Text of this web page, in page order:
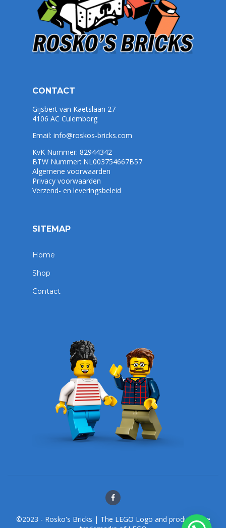
CONTACT
Gijsbert van Kaetslaan 27
4106 AC Culemborg
Email: info@roskos-bricks.com
KvK Nummer: 82944342
BTW Nummer: NL003754667B57
Algemene voorwaarden
Privacy voorwaarden
Verzend- en leveringsbeleid
SITEMAP
Home
Shop
Contact
©2023 - Rosko's Bricks | The LEGO Logo and products are